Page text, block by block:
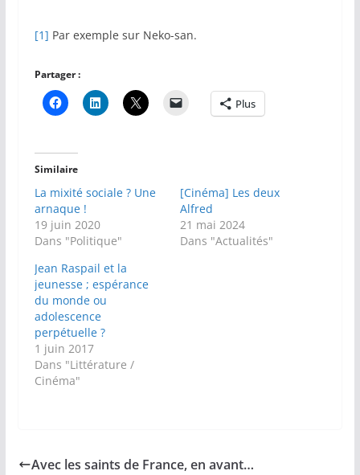
[1] Par exemple sur Neko-san.
Partager :
Plus
Similaire
La mixité sociale ? Une
arnaque !
19 juin 2020
Dans "Politique"
[Cinéma] Les deux
Alfred
21 mai 2024
Dans "Actualités"
Jean Raspail et la
jeunesse ; espérance
du monde ou
adolescence
perpétuelle ?
1 juin 2017
Dans "Littérature /
Cinéma"
Avec les saints de France, en avant…